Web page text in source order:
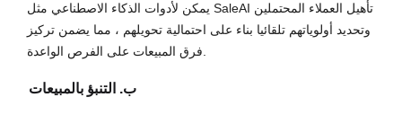
يمكن لأدوات الذكاء الاصطناعي مثل SaleAI تأهيل العملاء المحتملين
وتحديد أولوياتهم تلقائيا بناء على احتمالية تحويلهم ، مما يضمن تركيز
فرق المبيعات على الفرص الواعدة.
ب. التنبؤ بالمبيعات